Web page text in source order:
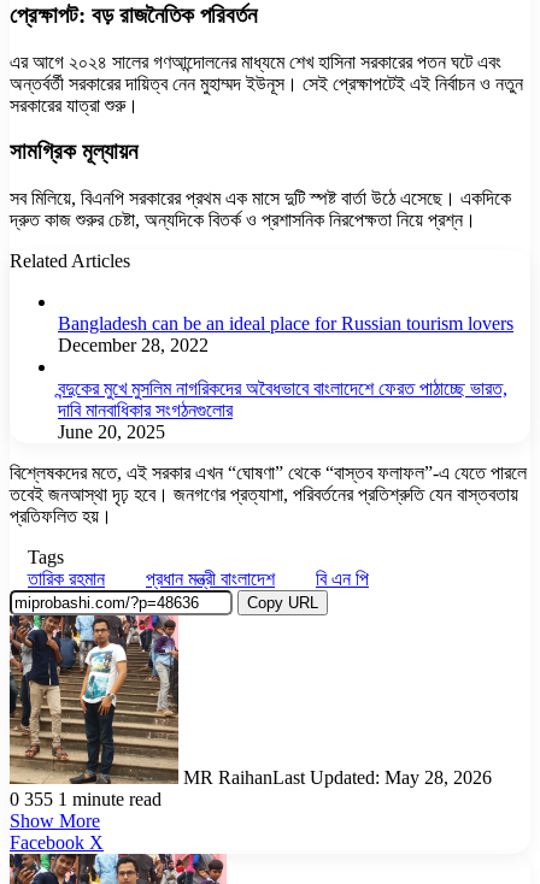
প্রেক্ষাপট: বড় রাজনৈতিক পরিবর্তন
এর আগে ২০২৪ সালের গণআন্দোলনের মাধ্যমে শেখ হাসিনা সরকারের পতন ঘটে এবং
অন্তর্বর্তী সরকারের দায়িত্ব নেন মুহাম্মদ ইউনূস। সেই প্রেক্ষাপটেই এই নির্বাচন ও নতুন
সরকারের যাত্রা শুরু।
সামগ্রিক মূল্যায়ন
সব মিলিয়ে, বিএনপি সরকারের প্রথম এক মাসে দুটি স্পষ্ট বার্তা উঠে এসেছে। একদিকে
দ্রুত কাজ শুরুর চেষ্টা, অন্যদিকে বিতর্ক ও প্রশাসনিক নিরপেক্ষতা নিয়ে প্রশ্ন।
Related Articles
Bangladesh can be an ideal place for Russian tourism lovers
December 28, 2022
বন্দুকের মুখে মুসলিম নাগরিকদের অবৈধভাবে বাংলাদেশে ফেরত পাঠাচ্ছে ভারত,
দাবি মানবাধিকার সংগঠনগুলোর
June 20, 2025
বিশ্লেষকদের মতে, এই সরকার এখন “ঘোষণা” থেকে “বাস্তব ফলাফল”-এ যেতে পারলে
তবেই জনআস্থা দৃঢ় হবে। জনগণের প্রত্যাশা, পরিবর্তনের প্রতিশ্রুতি যেন বাস্তবতায়
প্রতিফলিত হয়।
Tags
তারিক রহমান
প্রধান মন্ত্রী বাংলাদেশ বি এন পি
Copy URL
MR RaihanLast Updated: May 28, 2026
0 355 1 minute read
Show More
Facebook X
via